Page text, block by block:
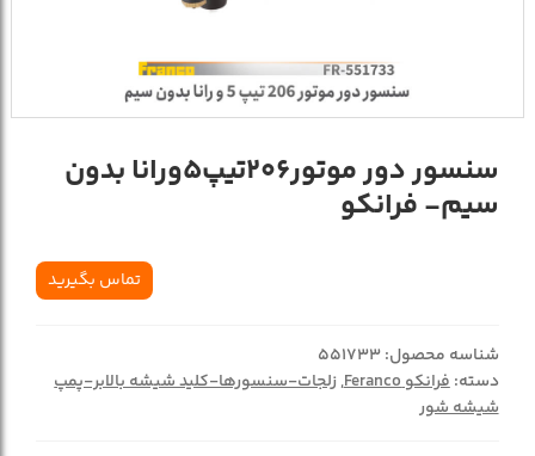
سنسور دور موتور206تیپ5ورانا بدون
سیم- فرانکو
تماس بگیرید
شناسه محصول:551733
دسته:فرانکو Feranco ,زلجات-سنسورها-کلید شیشه بالابر-پمپ
شیشه شور